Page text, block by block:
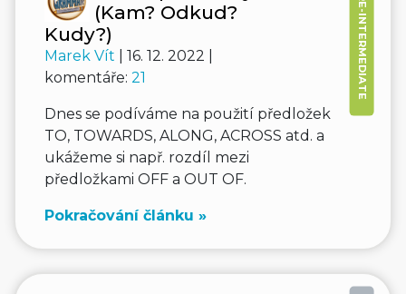
PRE-INTERMEDIATE
(Kam? Odkud?
Kudy?)
Marek Vít
| 16. 12. 2022 |
komentáře: 21
Dnes se podíváme na použití předložek
TO, TOWARDS, ALONG, ACROSS atd. a
ukážeme si např. rozdíl mezi
předložkami OFF a OUT OF.
Pokračování článku »